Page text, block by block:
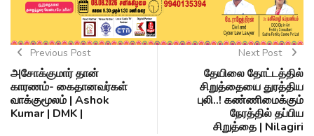
Previous Post
அசோக்குமார் தான்
காரணம்- கைதானவர்கள்
வாக்குமூலம் | Ashok
Kumar | DMK |
Next Post
தேயிலை தோட்டத்தில்
சிறுத்தையை துரத்திய
புலி..! கண்ணிமைக்கும்
நேரத்தில் தப்பிய
சிறுத்தை | Nilagiri